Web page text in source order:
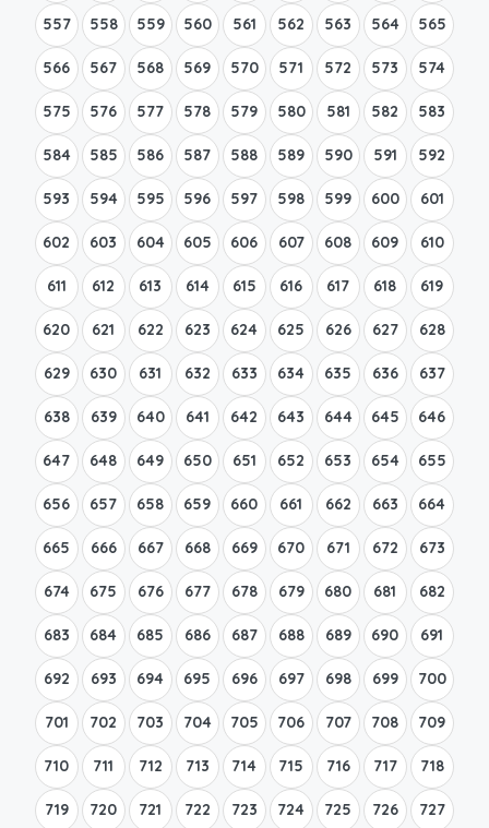
557 558 559 560 561 562 563 564 565
566 567 568 569 570 571 572 573 574
575 576 577 578 579 580 581 582 583
584 585 586 587 588 589 590 591 592
593 594 595 596 597 598 599 600 601
602 603 604 605 606 607 608 609 610
611 612 613 614 615 616 617 618 619
620 621 622 623 624 625 626 627 628
629 630 631 632 633 634 635 636 637
638 639 640 641 642 643 644 645 646
647 648 649 650 651 652 653 654 655
656 657 658 659 660 661 662 663 664
665 666 667 668 669 670 671 672 673
674 675 676 677 678 679 680 681 682
683 684 685 686 687 688 689 690 691
692 693 694 695 696 697 698 699 700
701 702 703 704 705 706 707 708 709
710 711 712 713 714 715 716 717 718
719 720 721 722 723 724 725 726 727